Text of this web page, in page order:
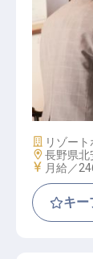
ホテル
施設業態
リゾー
勤務地
長野県北
給与
月給／
キー